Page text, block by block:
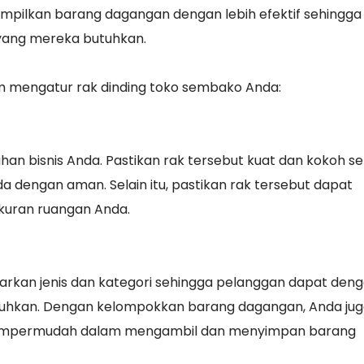
barang dagangan dengan lebih efektif sehingga
mereka butuhkan.
rak dinding toko sembako Anda:
bisnis Anda. Pastikan rak tersebut kuat dan kokoh
dengan aman. Selain itu, pastikan rak tersebut dapat
ruangan Anda.
jenis dan kategori sehingga pelanggan dapat
Dengan kelompokkan barang dagangan, Anda
dalam mengambil dan menyimpan barang